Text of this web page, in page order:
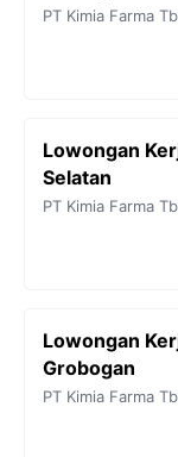
PT Kimia Farma
Lowongan
Selatan
PT Kimia Farma
Lowongan
Grobogan
PT Kimia Farma